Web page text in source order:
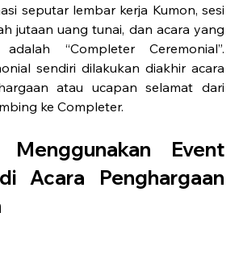
seputar lembar kerja Kumon, sesi
jutaan uang tunai, dan acara yang
“Completer Ceremonial”.
sendiri dilakukan diakhir acara
atau ucapan selamat dari
ke Completer.
Menggunakan Event
Acara Penghargaan